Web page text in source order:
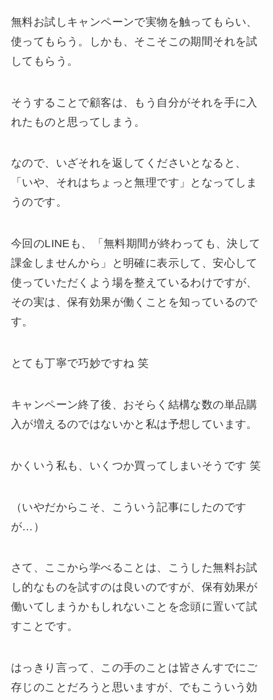
無料お試しキャンペーンで実物を触ってもらい、
使ってもらう。しかも、そこそこの期間それを試
してもらう。
そうすることで顧客は、もう自分がそれを手に入
れたものと思ってしまう。
なので、いざそれを返してくださいとなると、
「いや、それはちょっと無理です」となってしま
うのです。
今回のLINEも、「無料期間が終わっても、決して
課金しませんから」と明確に表示して、安心して
使っていただくよう場を整えているわけですが、
その実は、保有効果が働くことを知っているので
す。
とても丁寧で巧妙ですね 笑
キャンペーン終了後、おそらく結構な数の単品購
入が増えるのではないかと私は予想しています。
かくいう私も、いくつか買ってしまいそうです 笑
（いやだからこそ、こういう記事にしたのです
が…）
さて、ここから学べることは、こうした無料お試
し的なものを試すのは良いのですが、保有効果が
働いてしまうかもしれないことを念頭に置いて試
すことです。
はっきり言って、この手のことは皆さんすでにご
存じのことだろうと思いますが、でもこういう効